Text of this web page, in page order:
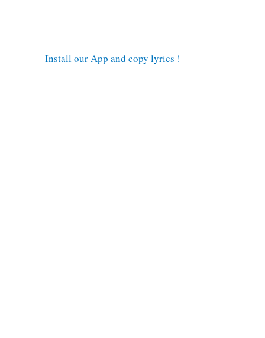
Install our App and copy lyrics !